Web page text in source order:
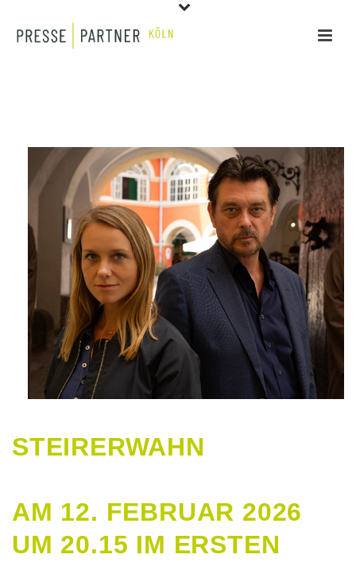
STEIRERWAHN
AM 12. FEBRUAR 2026
UM 20.15 IM ERSTEN